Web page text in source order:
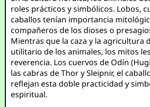
roles prácticos y simbólicos. Lobos,
caballos tenían importancia
compañeros de los dioses o
Mientras que la caza y la agricultura
utilitario de los animales, los mitos
reverencia. Los cuervos de Odín
las cabras de Thor y Sleipnir, el
reflejan esta doble practicidad y
espiritual.